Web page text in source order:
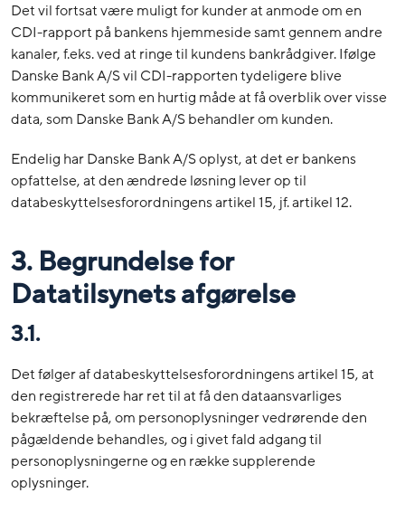
Det vil fortsat være muligt for kunder at anmode om en
CDI-rapport på bankens hjemmeside samt gennem andre
kanaler, f.eks. ved at ringe til kundens bankrådgiver. Ifølge
Danske Bank A/S vil CDI-rapporten tydeligere blive
kommunikeret som en hurtig måde at få overblik over visse
data, som Danske Bank A/S behandler om kunden.
Endelig har Danske Bank A/S oplyst, at det er bankens
opfattelse, at den ændrede løsning lever op til
databeskyttelsesforordningens artikel 15, jf. artikel 12.
3. Begrundelse for
Datatilsynets afgørelse
3.1.
Det følger af databeskyttelsesforordningens artikel 15, at
den registrerede har ret til at få den dataansvarliges
bekræftelse på, om personoplysninger vedrørende den
pågældende behandles, og i givet fald adgang til
personoplysningerne og en række supplerende
oplysninger.